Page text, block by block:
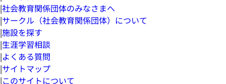
|社会教育関係団体のみなさまへ
|サークル（社会教育関係団体）について
|施設を探す
|生涯学習相談
|よくある質問
|サイトマップ
|このサイトについて